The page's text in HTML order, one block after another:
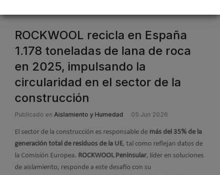
ROCKWOOL recicla en España
1.178 toneladas de lana de roca
en 2025, impulsando la
circularidad en el sector de la
construcción
Publicado en Aislamiento y Humedad 05 Jun 2026
El sector de la construcción es responsable de más del 35% de la
generación total de residuos de la UE, tal como reflejan datos de
la Comisión Europea. ROCKWOOL Peninsular, líder en soluciones
de aislamiento, responde a este desafío con su